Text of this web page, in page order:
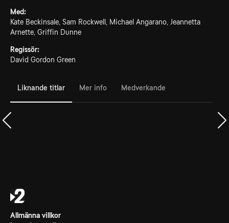
Med:
Kate Beckinsale, Sam Rockwell, Michael Angarano, Jeannetta
Arnette, Griffin Dunne
Regissör:
David Gordon Green
Liknande titlar Mer info Medverkande
Allmänna villkor